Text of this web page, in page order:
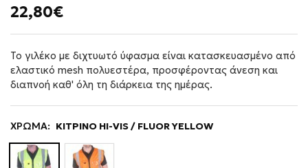
22,80€
Το γιλέκο με διχτυωτό ύφασμα είναι κατασκευασμένο από
ελαστικό mesh πολυεστέρα, προσφέροντας άνεση και
διαπνοή καθ' όλη τη διάρκεια της ημέρας.
ΧΡΩΜΑ: ΚΙΤΡΙΝΟ HI-VIS / FLUOR YELLOW